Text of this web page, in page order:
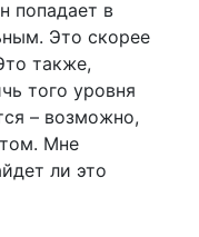
попадает в
Это скорее
также,
того уровня
– возможно,
Мне
ли это